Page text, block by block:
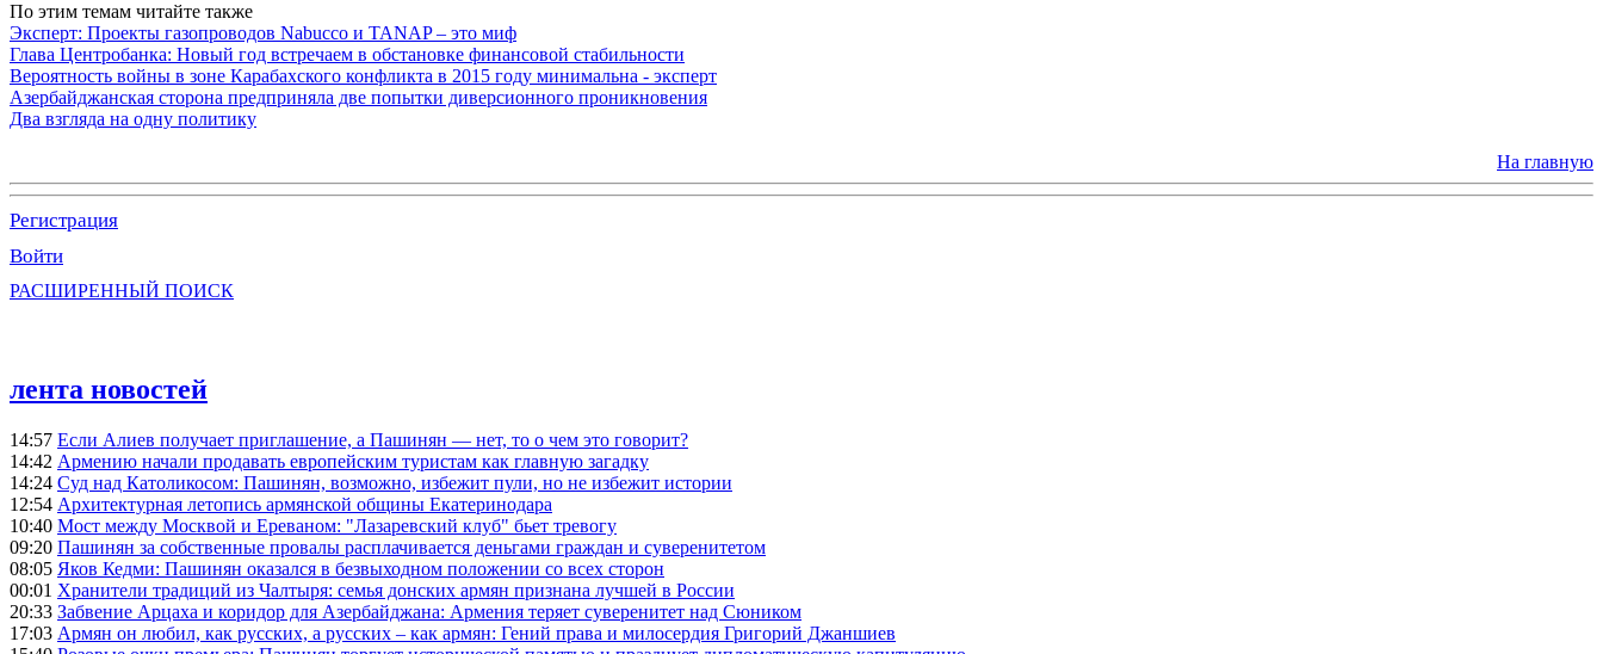
По этим темам читайте также
Эксперт: Проекты газопроводов Nabucco и TANAP – это миф
Глава Центробанка: Новый год встречаем в обстановке финансовой стабильности
Вероятность войны в зоне Карабахского конфликта в 2015 году минимальна - эксперт
Азербайджанская сторона предприняла две попытки диверсионного проникновения
Два взгляда на одну политику
На главную
Регистрация
Войти
РАСШИРЕННЫЙ ПОИСК
лента новостей
14:57 Если Алиев получает приглашение, а Пашинян — нет, то о чем это говорит?
14:42 Армению начали продавать европейским туристам как главную загадку
14:24 Суд над Католикосом: Пашинян, возможно, избежит пули, но не избежит истории
12:54 Архитектурная летопись армянской общины Екатеринодара
10:40 Мост между Москвой и Ереваном: "Лазаревский клуб" бьет тревогу
09:20 Пашинян за собственные провалы расплачивается деньгами граждан и суверенитетом
08:05 Яков Кедми: Пашинян оказался в безвыходном положении со всех сторон
00:01 Хранители традиций из Чалтыря: семья донских армян признана лучшей в России
20:33 Забвение Арцаха и коридор для Азербайджана: Армения теряет суверенитет над Сюником
17:03 Армян он любил, как русских, а русских – как армян: Гений права и милосердия Григорий Джаншиев